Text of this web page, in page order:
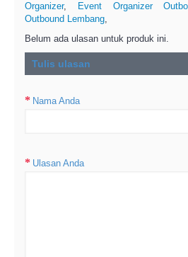
Organizer, Event Organizer
Outbound Lembang,
Belum ada ulasan untuk produk ini.
Tulis ulasan
Nama Anda
Ulasan Anda